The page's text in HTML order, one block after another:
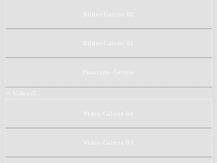
Bilder-Galerie 02
Bilder-Galerie 01
Panorama-Galerie
-> Videos
Video-Galerie 04
Video-Galerie 03